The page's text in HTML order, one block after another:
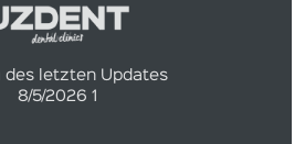
des letzten Updates
8/5/2026 1